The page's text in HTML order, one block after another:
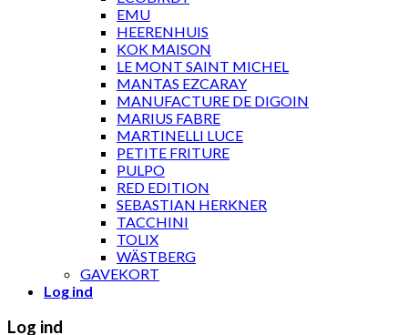
EMU
HEERENHUIS
KOK MAISON
LE MONT SAINT MICHEL
MANTAS EZCARAY
MANUFACTURE DE DIGOIN
MARIUS FABRE
MARTINELLI LUCE
PETITE FRITURE
PULPO
RED EDITION
SEBASTIAN HERKNER
TACCHINI
TOLIX
WÄSTBERG
GAVEKORT
Log ind
Log ind